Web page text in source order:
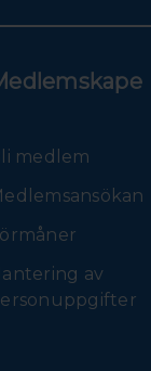
medlem
av